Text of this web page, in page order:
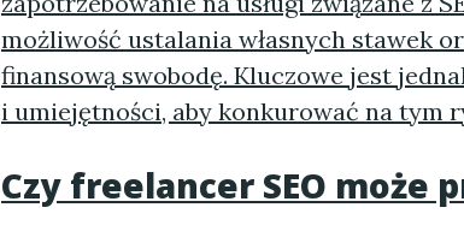
możliwość ustalania własnych stawek
finansową swobodę. Kluczowe jest
i umiejętności, aby konkurować na tym
Czy freelancer SEO może